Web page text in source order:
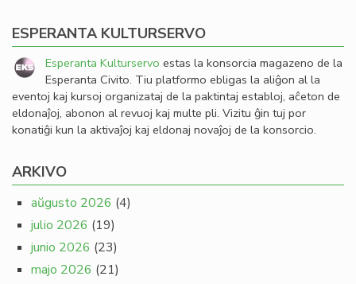
ESPERANTA KULTURSERVO
Esperanta Kulturservo estas la konsorcia magazeno de la
Esperanta Civito. Tiu platformo ebligas la aliĝon al la
eventoj kaj kursoj organizataj de la paktintaj establoj, aĉeton de
eldonaĵoj, abonon al revuoj kaj multe pli. Vizitu ĝin tuj por
konatiĝi kun la aktivaĵoj kaj eldonaj novaĵoj de la konsorcio.
ARKIVO
aŭgusto 2026 (4)
julio 2026 (19)
junio 2026 (23)
majo 2026 (21)